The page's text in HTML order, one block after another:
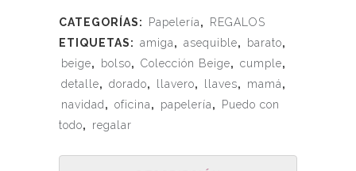
CATEGORÍAS: Papelería,
REGALOS
ETIQUETAS: amiga, asequible, barato,
beige, bolso, Colección Beige, cumple,
detalle, dorado, llavero, llaves, mamá,
navidad , oficina, papelería,
Puedo con
todo, regalar